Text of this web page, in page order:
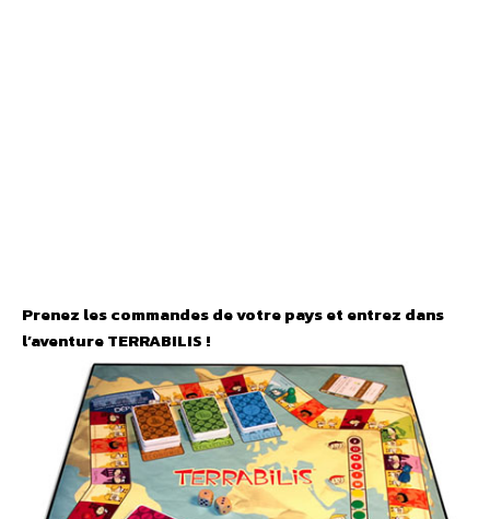
Prenez les commandes de votre pays et entrez dans
l’aventure TERRABILIS !